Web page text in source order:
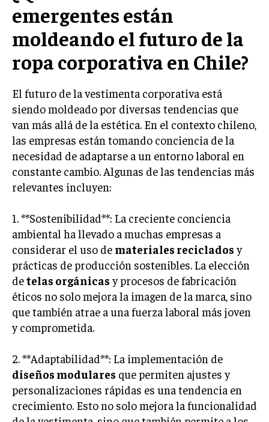
ÉTICA EMPRESARIAL Y RESPONSABILIDAD
SOCIAL
BLOG
Acerca de Últimas entradas
Ricardo Mendoza
Soy Ricardo Mendoza, periodista de negocios e
innovación, con amplia trayectoria. Desde hace
más de diez años, colaboro en un reconocido
portal de noticias, abarcando desde noticias
sociedad actualizada y proactiva.
Aparece en periódicos digitales y domina los buscadores,
emergentes están
moldeando el futuro de la
ropa corporativa en Chile?
El futuro de la vestimenta corporativa está
siendo moldeado por diversas tendencias que
van más allá de la estética. En el contexto chileno,
las empresas están tomando conciencia de la
necesidad de adaptarse a un entorno laboral en
constante cambio. Algunas de las tendencias más
relevantes incluyen:
1. **Sostenibilidad**: La creciente conciencia
ambiental ha llevado a muchas empresas a
considerar el uso de materiales reciclados y
prácticas de producción sostenibles. La elección
detelas orgánicas y procesos de fabricación
éticos no solo mejora la imagen de la marca, sino
que también atrae a una fuerza laboral más joven
y comprometida.
2. **Adaptabilidad**: La implementación de
diseños modulares que permiten ajustes y
personalizaciones rápidas es una tendencia en
crecimiento. Esto no solo mejora la funcionalidad